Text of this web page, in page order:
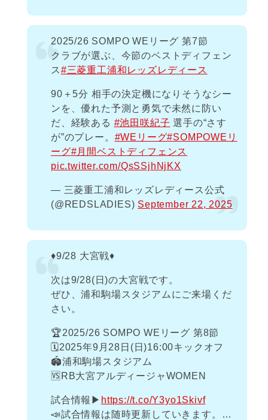
2025/26 SOMPO WEリーグ 第7節
クラブが選ぶ、今節のベストディフェン
ス #三菱重工浦和レッズレディース
90＋5分 相手の決定機になりそうなシー
ンを、優れた予測と勇気で未然に防い
だ、経験ある #池田咲紀子 選手の“さす
が”のプレー。 #WEリーグ#SOMPOWEリ
ーグ#月間ベストディフェンス
pic.twitter.com/QsSSjhNjKX
— 三菱重工浦和レッズレディース公式
(@REDSLADIES) September 22, 2025
♦️9/28 大宮戦♦️
次は9/28(日)の大宮戦です。
ぜひ、浦和駒場スタジアムにご来場くだ
さい。
🏆2025/26 SOMPO WEリーグ 第8節
🗓️2025年9月28日(日)16:00キックオフ
🏟️浦和駒場スタジアム
🆚RB大宮アルディージャWOMEN
試合情報▶ https://t.co/Y3yo1Skivf
📣試合情報は随時更新していきます。…